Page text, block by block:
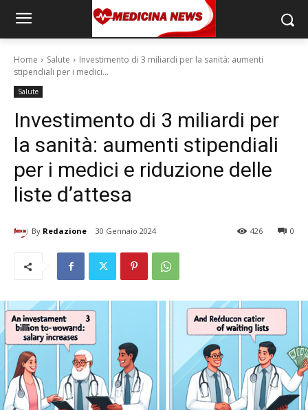
Home Salute
Investimento di 3 miliardi per la sanità: aumenti
stipendiali per i medici...
Salute
Investimento di 3 miliardi per
la sanità: aumenti stipendiali
per i medici e riduzione delle
liste d’attesa
By Redazione 30 Gennaio 2024 0
426